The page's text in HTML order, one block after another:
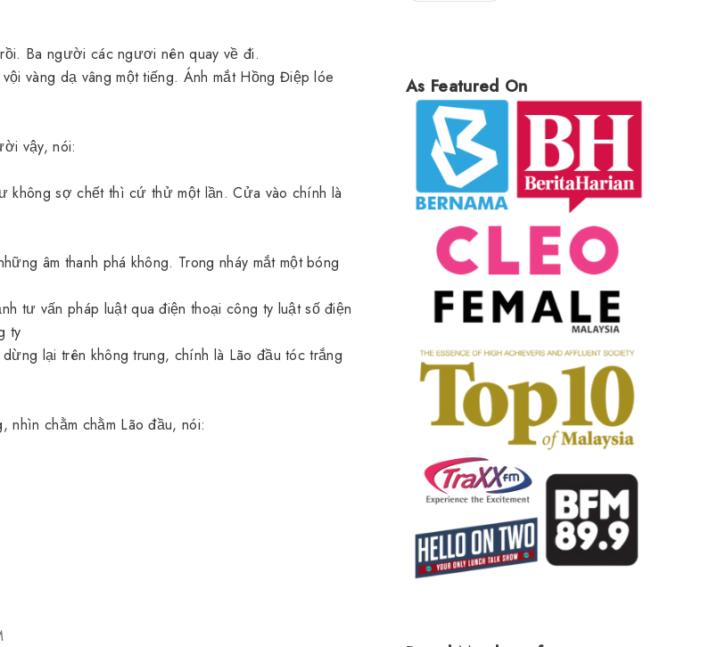
Ba người các ngươi nên quay về đi.
vàng dạ vâng một tiếng. Ánh mắt Hồng Điệp lóe
vậy, nói:
sợ chết thì cứ thử một lần. Cửa vào chính là
âm thanh phá không. Trong nháy mắt một bóng
tư vấn pháp luật qua điện thoại công ty luật số điện
ty
lại trên không trung, chính là Lão đầu tóc trắng
nhìn chằm chằm Lão đầu, nói:
As Featured On